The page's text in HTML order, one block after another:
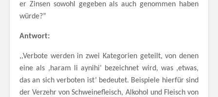
er Zinsen sowohl gegeben als auch genommen haben
würde?”
Antwort:
,,Verbote werden in zwei Kategorien geteilt, von denen
eine als ,haram li aynihi’ bezeichnet wird, was ,etwas,
das an sich verboten ist’ bedeutet. Beispiele hierfür sind
der Verzehr von Schweinefleisch, Alkohol und Fleisch von